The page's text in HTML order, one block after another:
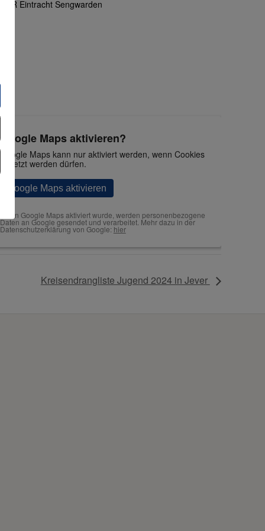
TuR Eintracht Sengwarden
Google Maps aktivieren?
Google Maps kann nur aktiviert werden, wenn Cookies
gesetzt werden dürfen.
Google Maps aktivieren
Wenn Google Maps aktiviert wurde, werden personenbezogene
Daten an Google gesendet und verarbeitet. Mehr dazu in der
Datenschutzerklärung von Google: hier
Kreisendrangliste Jugend 2024 in Jever